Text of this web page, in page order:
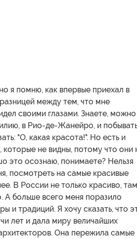
я помню, как впервые приехал в
между тем, что мне
своими глазами. Знаете, можно
в Рио-де-Жанейро, и
"О, какая красота!". Но есть и
не видны, потому что они
это осознаю, понимаете? Нельзя
посмотреть на самые красивые
В России не только красиво, там
А больше всего меня поразило
и традиций. Я хочу сказать, что
лет и дала миру величайших
Она пережила самые